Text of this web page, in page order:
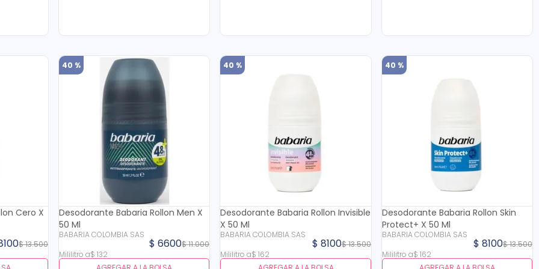
Cero X
$13.500
40 %
Desodorante Babaria Rollon Men X
50 Ml
BABARIA COLOMBIA SAS
$11.000
$ 6600
Mililitro a$ 132
40 %
Desodorante Babaria Rollon Invisible
X 50 Ml
BABARIA COLOMBIA SAS
$13.500
$ 8100
Mililitro a$ 162
40 %
Desodorante Babaria Rollon Skin
Protect+ X 50 Ml
BABARIA COLOMBIA SAS
$13.500
$ 8100
Mililitro a$ 162